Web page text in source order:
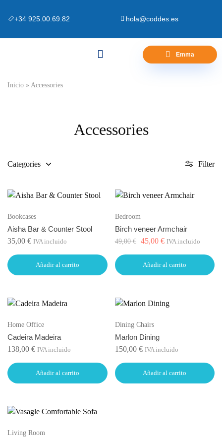
+34 925.00.69.82 hola@coddes.es
Emma
Inicio » Accessories
Accessories
Categories Filter
Bookcases
Aisha Bar & Counter Stool
35,00 € IVA incluido
Añadir al carrito
Bedroom
Birch veneer Armchair
49,00€ 45,00 € IVA incluido
Añadir al carrito
Home Office
Cadeira Madeira
138,00 € IVA incluido
Añadir al carrito
Dining Chairs
Marlon Dining
150,00 € IVA incluido
Añadir al carrito
Living Room